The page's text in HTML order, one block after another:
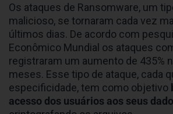
Os ataques de Ransomware, um
malicioso, se tornaram cada vez
últimos dias. De acordo com
Econômico Mundial os ataques
registraram um aumento de 435%
meses. Esse tipo de ataque, cada
especificidade, tem como objetivo
acesso dos usuários aos seus